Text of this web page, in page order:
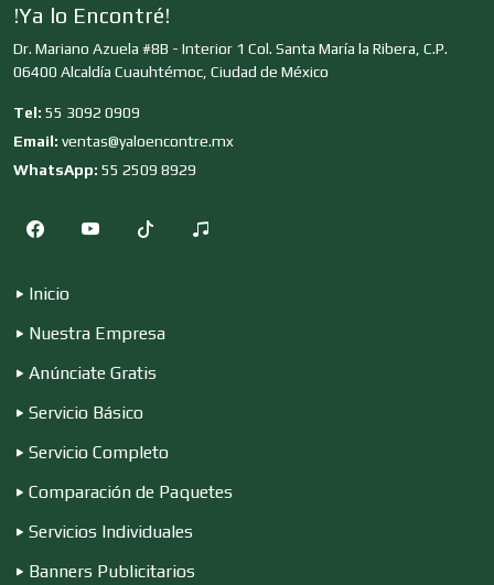
Clínicas y Hospitales
Clubes Deportivos
Cocinas Integrales
!Ya lo Encontré!
Dr. Mariano Azuela #8B - Interior 1 Col. Santa María la Ribera, C.P.
06400 Alcaldía Cuauhtémoc, Ciudad de México
Tel: 55 3092 0909
Email: ventas@yaloencontre.mx
WhatsApp: 55 2509 8929
Inicio
Nuestra Empresa
Anúnciate Gratis
Servicio Básico
Servicio Completo
Comparación de Paquetes
Servicios Individuales
Banners Publicitarios